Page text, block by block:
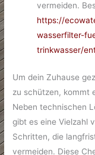
vermeiden.
https://
wasserfilter-
trinkwasser/
Um dein Zuhause
zu schützen, kommt
Neben technischen
gibt es eine Vielzahl
Schritten, die
vermeiden. Diese